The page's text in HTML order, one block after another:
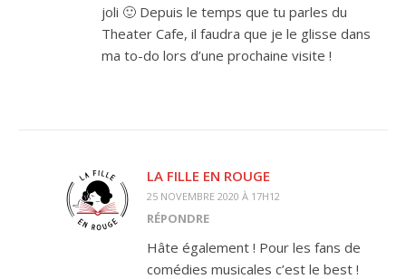
joli 🙂 Depuis le temps que tu parles du
Theater Cafe, il faudra que je le glisse dans
ma to-do lors d’une prochaine visite !
LA FILLE EN ROUGE
25 NOVEMBRE 2020 À 17H12
RÉPONDRE
Hâte également ! Pour les fans de
comédies musicales c’est le best !